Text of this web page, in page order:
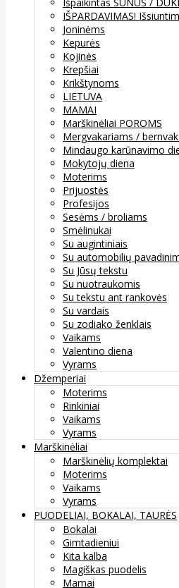
IŠPARDAVIMAS!
Joninėms
Kepurės
Kojinės
Krepšiai
Krikštynoms
LIETUVA
MAMAI
Marškinėliai POROMS
Mergvakariams /
Mindaugo karūnavimo
Mokytojų diena
Moterims
Prijuostės
Profesijos
Sesėms / broliams
Smėlinukai
Su augintiniais
Su automobilių
Su Jūsų tekstu
Su nuotraukomis
Su tekstu ant rankovės
Su vardais
Su zodiako ženklais
Vaikams
Valentino diena
Vyrams
Džemperiai
Moterims
Rinkiniai
Vaikams
Vyrams
Marškinėliai
Marškinėlių komplektai
Moterims
Vaikams
Vyrams
PUODELIAI, BOKALAI, TAURĖS
Bokalai
Gimtadieniui
Kita kalba
Magiškas puodelis
Mamai